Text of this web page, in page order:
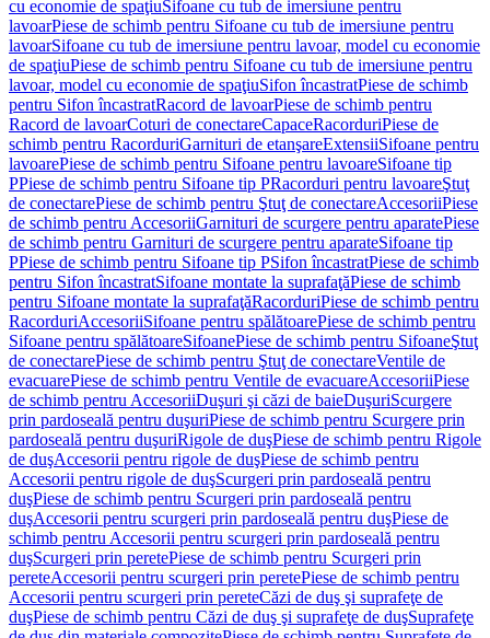
cu economie de spaţiuSifoane cu tub de imersiune pentru
lavoarPiese de schimb pentru Sifoane cu tub de imersiune pentru
lavoarSifoane cu tub de imersiune pentru lavoar, model cu economie
de spaţiuPiese de schimb pentru Sifoane cu tub de imersiune pentru
lavoar, model cu economie de spaţiuSifon încastratPiese de schimb
pentru Sifon încastratRacord de lavoarPiese de schimb pentru
Racord de lavoarCoturi de conectareCapaceRacorduriPiese de
schimb pentru RacorduriGarnituri de etanşareExtensiiSifoane pentru
lavoarePiese de schimb pentru Sifoane pentru lavoareSifoane tip
PPiese de schimb pentru Sifoane tip PRacorduri pentru lavoareŞtuţ
de conectarePiese de schimb pentru Ştuţ de conectareAccesoriiPiese
de schimb pentru AccesoriiGarnituri de scurgere pentru aparatePiese
de schimb pentru Garnituri de scurgere pentru aparateSifoane tip
PPiese de schimb pentru Sifoane tip PSifon încastratPiese de schimb
pentru Sifon încastratSifoane montate la suprafaţăPiese de schimb
pentru Sifoane montate la suprafaţăRacorduriPiese de schimb pentru
RacorduriAccesoriiSifoane pentru spălătoarePiese de schimb pentru
Sifoane pentru spălătoareSifoanePiese de schimb pentru SifoaneŞtuţ
de conectarePiese de schimb pentru Ştuţ de conectareVentile de
evacuarePiese de schimb pentru Ventile de evacuareAccesoriiPiese
de schimb pentru AccesoriiDuşuri şi căzi de baieDuşuriScurgere
prin pardoseală pentru duşuriPiese de schimb pentru Scurgere prin
pardoseală pentru duşuriRigole de duşPiese de schimb pentru Rigole
de duşAccesorii pentru rigole de duşPiese de schimb pentru
Accesorii pentru rigole de duşScurgeri prin pardoseală pentru
duşPiese de schimb pentru Scurgeri prin pardoseală pentru
duşAccesorii pentru scurgeri prin pardoseală pentru duşPiese de
schimb pentru Accesorii pentru scurgeri prin pardoseală pentru
duşScurgeri prin peretePiese de schimb pentru Scurgeri prin
pereteAccesorii pentru scurgeri prin peretePiese de schimb pentru
Accesorii pentru scurgeri prin pereteCăzi de duş şi suprafeţe de
duşPiese de schimb pentru Căzi de duş şi suprafeţe de duşSuprafeţe